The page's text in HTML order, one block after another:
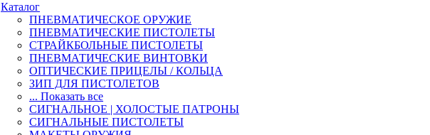
Каталог
ПНЕВМАТИЧЕСКОЕ ОРУЖИЕ
ПНЕВМАТИЧЕСКИЕ ПИСТОЛЕТЫ
СТРАЙКБОЛЬНЫЕ ПИСТОЛЕТЫ
ПНЕВМАТИЧЕСКИЕ ВИНТОВКИ
ОПТИЧЕСКИЕ ПРИЦЕЛЫ / КОЛЬЦА
ЗИП ДЛЯ ПИСТОЛЕТОВ
... Показать все
СИГНАЛЬНОЕ | ХОЛОСТЫЕ ПАТРОНЫ
СИГНАЛЬНЫЕ ПИСТОЛЕТЫ